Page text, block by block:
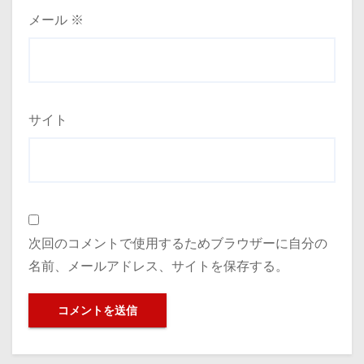
メール ※
サイト
次回のコメントで使用するためブラウザーに自分の
名前、メールアドレス、サイトを保存する。